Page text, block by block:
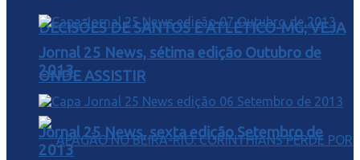
DECISÕES DE SANTOS E ATLÉTICO-MG; VEJA
ONDE ASSISTIR
Jornal 25 News, sétima edição Outubro de
2013
Jornal 25 News, sexta edição Setembro de
2013